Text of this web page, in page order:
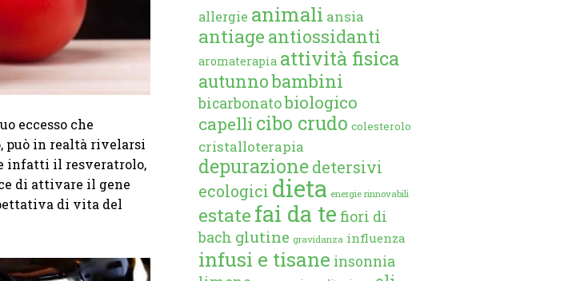
eccesso che
può in realtà rivelarsi
infatti il resveratrolo,
di attivare il gene
di vita del
allergie animali ansia
antiage antiossidanti
aromaterapia attività fisica
autunnobambini
bicarbonatobiologico
capelli cibo crudo colesterolo
cristalloterapia
depurazione detersivi
ecologici dieta energie rinnovabili
estate fai da te fiori di
bach glutine gravidanza influenza
infusi e tisane insonnia